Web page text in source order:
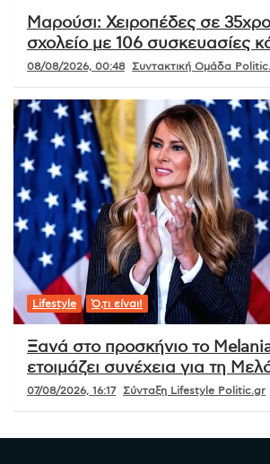
Μαρούσι: Χειροπέδες σε
σχολείο με 106 συσκευασίες
08/08/2026, 00:48 Συντακτική Ομάδα
Lifestyle Ό,τι είναι!
Ξανά στο προσκήνιο το
ετοιμάζει συνέχεια για τη
07/08/2026, 16:17 Σύνταξη Lifestyle Politic.gr